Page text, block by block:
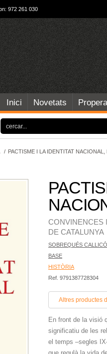
972 261 030
Inici Novetats
/ PACTISME I LA IDENTITAT NACIONAL,
CONVINENCES
DE CATALUNYA
SOBREQUÉS
BASE
HISTÒRIA
Ref. 9791387728304
Altres productes
En front de la visió
significatiu de les
el temps –segles